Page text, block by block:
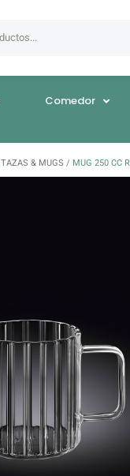
Comedor
TAZAS & MUGS / MUG 250 CC